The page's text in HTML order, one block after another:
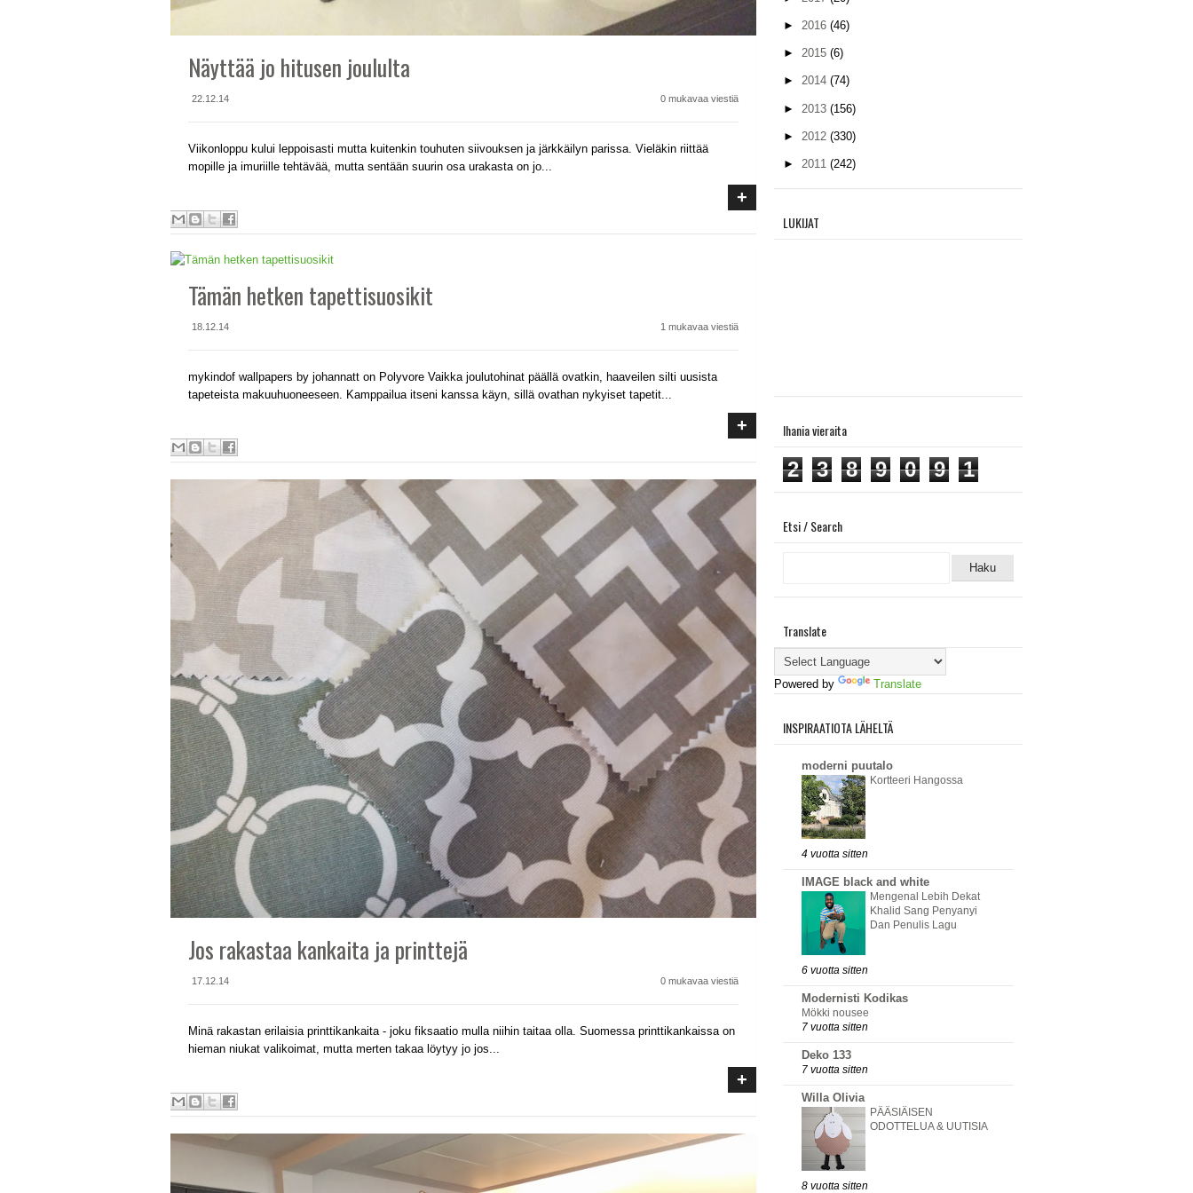
Näyttää jo hitusen joululta
22.12.14 0 mukavaa viestiä
Viikonloppu kului leppoisasti mutta kuitenkin touhuten siivouksen ja järkkäilyn parissa. Vieläkin riittää
mopille ja imuriille tehtävää, mutta sentään suurin osa urakasta on jo...
+
Tämän hetken tapettisuosikit
18.12.14 1 mukavaa viestiä
mykindof wallpapers by johannatt on Polyvore Vaikka joulutohinat päällä ovatkin, haaveilen silti uusista
tapeteista makuuhuoneeseen. Kamppailua itseni kanssa käyn, sillä ovathan nykyiset tapetit...
+
Jos rakastaa kankaita ja printtejä
17.12.14 0 mukavaa viestiä
Minä rakastan erilaisia printtikankaita - joku fiksaatio mulla niihin taitaa olla. Suomessa printtikankaissa on
hieman niukat valikoimat, mutta merten takaa löytyy jo jos...
+
► 2016 (46)
► 2015 (6)
► 2014 (74)
► 2013 (156)
► 2012 (330)
► 2011 (242)
LUKIJAT
Ihania vieraita
2 3 8 9 0 9 1
Etsi / Search
Translate
Powered by Translate
INSPIRAATIOTA LÄHELTÄ
moderni puutalo
Kortteeri Hangossa
4 vuotta sitten
IMAGE black and white
Mengenal Lebih Dekat
Khalid Sang Penyanyi
Dan Penulis Lagu
6 vuotta sitten
Modernisti Kodikas
Mökki nousee
7 vuotta sitten
Deko 133
7 vuotta sitten
Willa Olivia
PÄÄSIÄISEN
ODOTTELUA & UUTISIA
8 vuotta sitten